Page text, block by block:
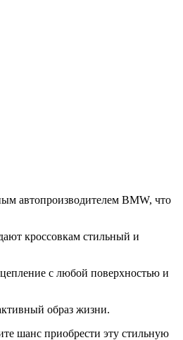
автопроизводителем BMW, что
кроссовкам стильный и
с любой поверхностью и
образ жизни.
шанс приобрести эту стильную